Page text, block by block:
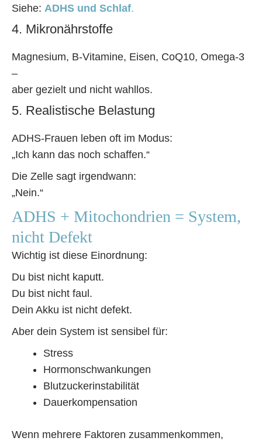
Siehe: ADHS und Schlaf.
4. Mikronährstoffe
Magnesium, B-Vitamine, Eisen, CoQ10, Omega-3
–
aber gezielt und nicht wahllos.
5. Realistische Belastung
ADHS-Frauen leben oft im Modus:
„Ich kann das noch schaffen.“
Die Zelle sagt irgendwann:
„Nein.“
ADHS + Mitochondrien = System,
nicht Defekt
Wichtig ist diese Einordnung:
Du bist nicht kaputt.
Du bist nicht faul.
Dein Akku ist nicht defekt.
Aber dein System ist sensibel für:
Stress
Hormonschwankungen
Blutzuckerinstabilität
Dauerkompensation
Wenn mehrere Faktoren zusammenkommen,